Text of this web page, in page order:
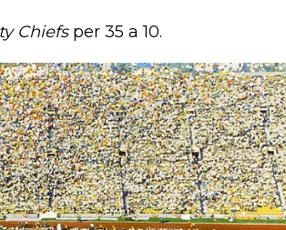
Chiefsper 35 a 10.